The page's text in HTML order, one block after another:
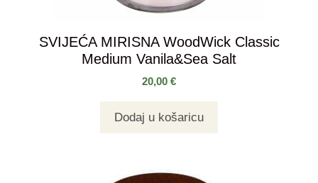
SVIJEĆA MIRISNA WoodWick Classic
Medium Vanila&Sea Salt
20,00 €
Dodaj u košaricu